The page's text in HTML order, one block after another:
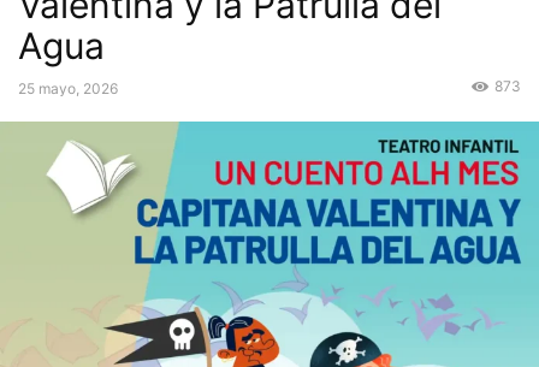
Agua
25 mayo, 2026 873